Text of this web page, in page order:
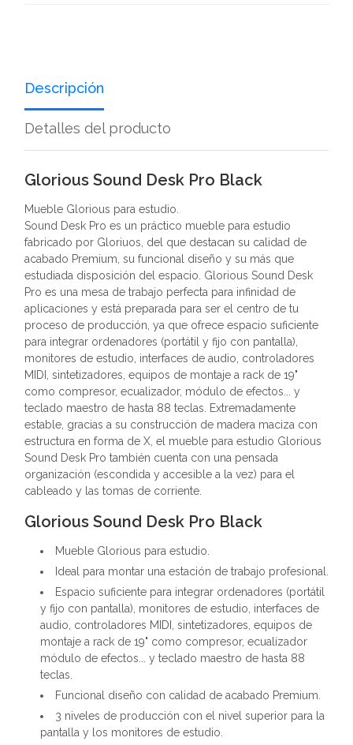
Descripción
Detalles del producto
Glorious Sound Desk Pro Black
Mueble Glorious para estudio.
Sound Desk Pro es un práctico mueble para estudio
fabricado por Gloriuos, del que destacan su calidad de
acabado Premium, su funcional diseño y su más que
estudiada disposición del espacio. Glorious Sound Desk
Pro es una mesa de trabajo perfecta para infinidad de
aplicaciones y está preparada para ser el centro de tu
proceso de producción, ya que ofrece espacio suficiente
para integrar ordenadores (portátil y fijo con pantalla),
monitores de estudio, interfaces de audio, controladores
MIDI, sintetizadores, equipos de montaje a rack de 19"
como compresor, ecualizador, módulo de efectos... y
teclado maestro de hasta 88 teclas. Extremadamente
estable, gracias a su construcción de madera maciza con
estructura en forma de X, el mueble para estudio Glorious
Sound Desk Pro también cuenta con una pensada
organización (escondida y accesible a la vez) para el
cableado y las tomas de corriente.
Glorious Sound Desk Pro Black
Mueble Glorious para estudio.
Ideal para montar una estación de trabajo profesional.
Espacio suficiente para integrar ordenadores (portátil
y fijo con pantalla), monitores de estudio, interfaces de
audio, controladores MIDI, sintetizadores, equipos de
montaje a rack de 19" como compresor, ecualizador
módulo de efectos... y teclado maestro de hasta 88
teclas.
Funcional diseño con calidad de acabado Premium.
3 niveles de producción con el nivel superior para la
pantalla y los monitores de estudio.